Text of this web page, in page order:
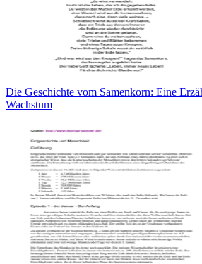
Die Geschichte vom Samenkorn: Eine
Wachstum